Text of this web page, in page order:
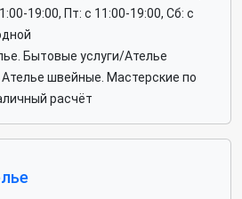
19:00, Пт: c 11:00-19:00, Сб: c
Бытовые услуги/Ателье
швейные. Мастерские по
расчёт